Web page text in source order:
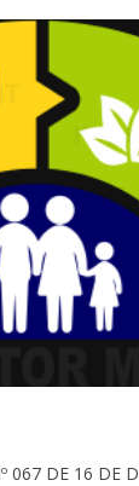
067 DE 16 DE